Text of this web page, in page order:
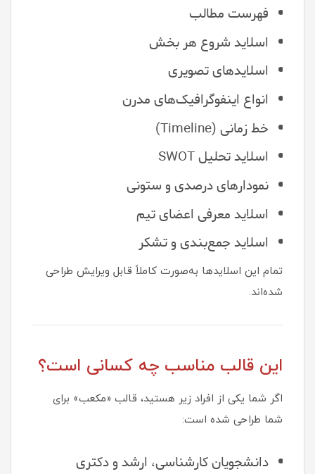
فهرست مطالب
اسلاید شروع هر بخش
اسلایدهای تصویری
انواع اینفوگرافیک‌های مدرن
خط زمانی (Timeline)
اسلاید تحلیل SWOT
نمودارهای درصدی و ستونی
اسلاید معرفی اعضای تیم
اسلاید جمع‌بندی و تشکر
تمام این اسلایدها به‌صورت کاملاً قابل ویرایش طراحی
شده‌اند.
این قالب مناسب چه کسانی است؟
اگر شما یکی از افراد زیر هستید، قالب «مکعب» برای
شما طراحی شده است:
دانشجویان کارشناسی، ارشد و دکتری